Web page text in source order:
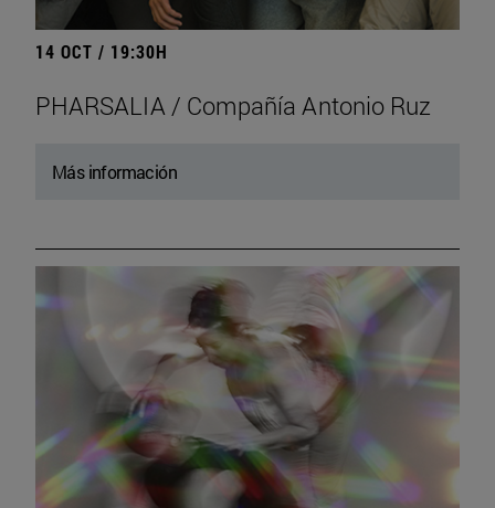
14 OCT / 19:30H
PHARSALIA / Compañía Antonio Ruz
Más información